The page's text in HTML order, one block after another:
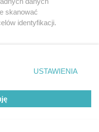
może być powielany i
w jakikolwiek sposób (w
praw. Jakiekolwiek użycie lub
z naruszeniem prawa,
skanować
identyfikacji.
ustawień prywatności
strony
wymagają zgody
się takiemu
zastosowanie tylko
USTAWIENIA